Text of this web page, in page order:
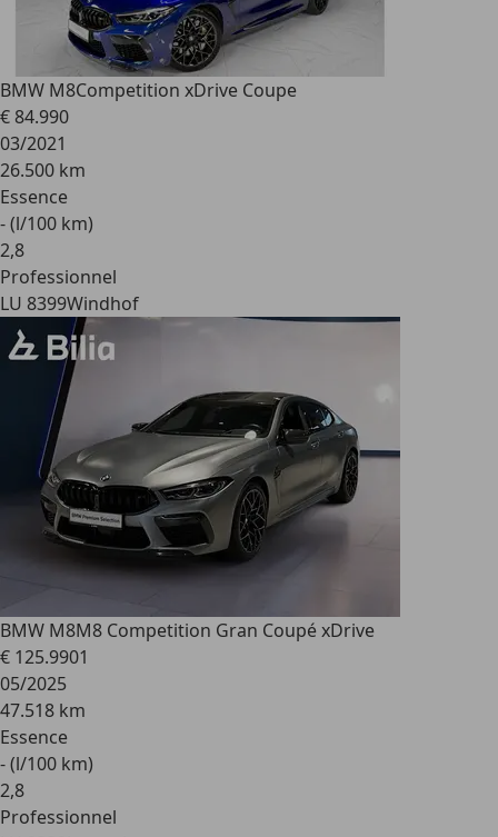
BMW M8Competition xDrive Coupe
€ 84.990
03/2021
26.500 km
Essence
- (l/100 km)
2,8
Professionnel
LU 8399Windhof
BMW M8M8 Competition Gran Coupé xDrive
€ 125.9901
05/2025
47.518 km
Essence
- (l/100 km)
2,8
Professionnel